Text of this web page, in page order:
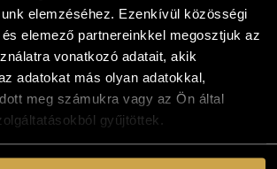
elemzéséhez. Ezenkívül közösségi
elemező partnereinkkel megosztjuk az
vonatkozó adatait, akik
adatokat más olyan adatokkal,
meg számukra vagy az Ön által
gyűjtöttek.